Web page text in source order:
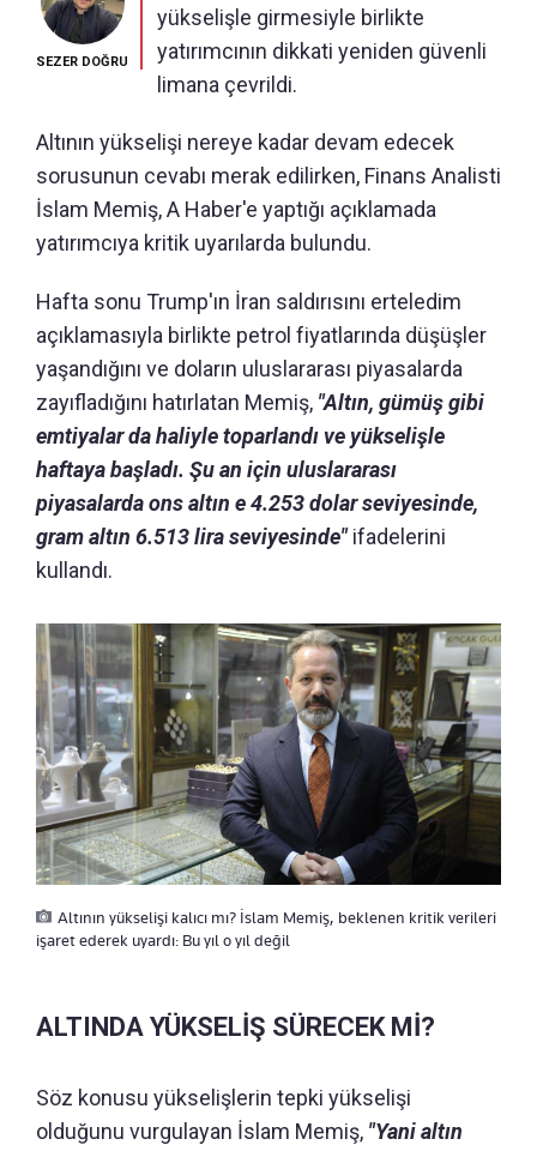
SEZER DOĞRU
yükselişle girmesiyle birlikte
yatırımcının dikkati yeniden güvenli
limana çevrildi.
Altının yükselişi nereye kadar devam edecek
sorusunun cevabı merak edilirken, Finans Analisti
İslam Memiş, A Haber'e yaptığı açıklamada
yatırımcıya kritik uyarılarda bulundu.
Hafta sonu Trump'ın İran saldırısını erteledim
açıklamasıyla birlikte petrol fiyatlarında düşüşler
yaşandığını ve doların uluslararası piyasalarda
zayıfladığını hatırlatan Memiş, "Altın, gümüş gibi
emtiyalar da haliyle toparlandı ve yükselişle
haftaya başladı. Şu an için uluslararası
piyasalarda ons altın e 4.253 dolar seviyesinde,
gram altın 6.513 lira seviyesinde"ifadelerini
kullandı.
Altının yükselişi kalıcı mı? İslam Memiş, beklenen kritik verileri
işaret ederek uyardı: Bu yıl o yıl değil
ALTINDA YÜKSELİŞ SÜRECEK Mİ?
Söz konusu yükselişlerin tepki yükselişi
olduğunu vurgulayan İslam Memiş, "Yani altın